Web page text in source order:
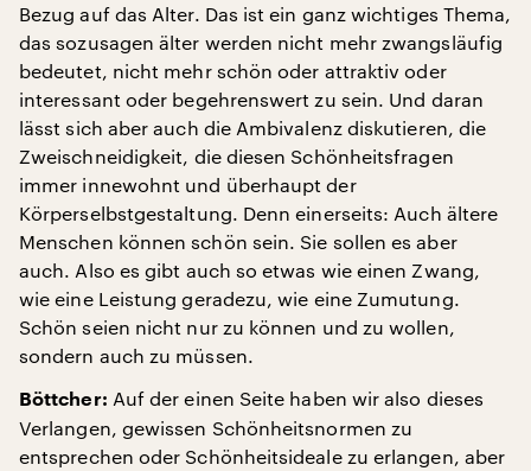
Bezug auf das Alter. Das ist ein ganz wichtiges Thema,
das sozusagen älter werden nicht mehr zwangsläufig
bedeutet, nicht mehr schön oder attraktiv oder
interessant oder begehrenswert zu sein. Und daran
lässt sich aber auch die Ambivalenz diskutieren, die
Zweischneidigkeit, die diesen Schönheitsfragen
immer innewohnt und überhaupt der
Körperselbstgestaltung. Denn einerseits: Auch ältere
Menschen können schön sein. Sie sollen es aber
auch. Also es gibt auch so etwas wie einen Zwang,
wie eine Leistung geradezu, wie eine Zumutung.
Schön seien nicht nur zu können und zu wollen,
sondern auch zu müssen.
Böttcher: Auf der einen Seite haben wir also dieses
Verlangen, gewissen Schönheitsnormen zu
entsprechen oder Schönheitsideale zu erlangen, aber